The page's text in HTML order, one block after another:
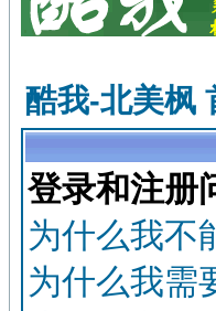
酷我-北美枫
登录和注册
为什么我不
为什么我需